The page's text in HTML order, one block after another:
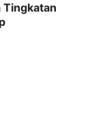
Tingkatan